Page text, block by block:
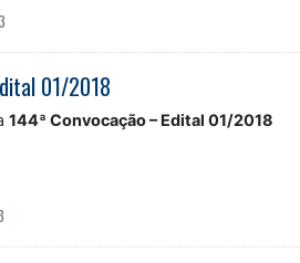
01/2018
144ª Convocação – Edital 01/2018